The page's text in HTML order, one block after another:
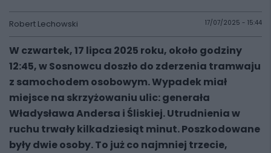
Robert Lechowski 17/07/2025 - 15:44
W czwartek, 17 lipca 2025 roku, około godziny
12:45, w Sosnowcu doszło do zderzenia tramwaju
z samochodem osobowym. Wypadek miał
miejsce na skrzyżowaniu ulic: generała
Władysława Andersa i Śliskiej. Utrudnienia w
ruchu trwały kilkadziesiąt minut. Poszkodowane
były dwie osoby. To już co najmniej trzecie,